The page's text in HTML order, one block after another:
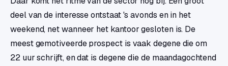
deel van de interesse ontstaat 's avonds en in het
weekend, net wanneer het kantoor gesloten is. De
meest gemotiveerde prospect is vaak degene die om
22 uur schrijft, en dat is degene die de maandagochtend